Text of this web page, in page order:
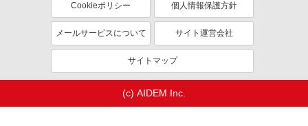
Cookieポリシー 個人情報保護方針
メールサービスについて サイト運営会社
サイトマップ
(c) AIDEM Inc.